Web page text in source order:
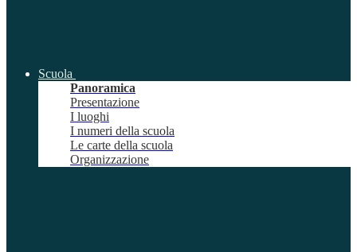
Scuola
Panoramica
Presentazione
I luoghi
I numeri della scuola
Le carte della scuola
Organizzazione